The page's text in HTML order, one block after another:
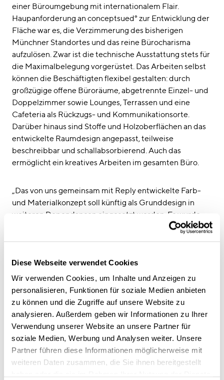
Diese Webseite verwendet Cookies
Wir verwenden Cookies, um Inhalte und Anzeigen zu
personalisieren, Funktionen für soziale Medien anbieten
zu können und die Zugriffe auf unsere Website zu
analysieren. Außerdem geben wir Informationen zu Ihrer
Verwendung unserer Website an unsere Partner für
soziale Medien, Werbung und Analysen weiter. Unsere
Partner führen diese Informationen möglicherweise mit
weiteren Daten zusammen, die Sie ihnen bereitgestellt
einer Büroumgebung mit internationalem Flair.
Haupanforderung an conceptsued° zur Entwicklung der
Fläche war es, die Verzimmerung des bisherigen
Münchner Standortes und das reine Bürocharisma
aufzulösen. Zwar ist die technische Ausstattung stets für
die Maximalbelegung vorgerüstet. Das Arbeiten selbst
können die Beschäftigten flexibel gestalten: durch
großzügige offene Büroräume, abgetrennte Einzel- und
Doppelzimmer sowie Lounges, Terrassen und eine
Cafeteria als Rückzugs- und Kommunikationsorte.
Darüber hinaus sind Stoffe und Holzoberflächen an das
entwickelte Raumdesign angepasst, teilweise
beschreibbar und schallabsorbierend. Auch das
ermöglicht ein kreatives Arbeiten im gesamten Büro.
„Das von uns gemeinsam mit Reply entwickelte Farb-
und Materialkonzept soll künftig als Grunddesign in
weiteren Dependancen eingesetzt werden. Es wurde
jedoch so entwickelt, dass den einzelnen Standorten
Reply verloren geht“, erklärt Tiziana Feighofen-Longo,
zuständige Projektleiterin bei conceptsued°. So schaffen
am Münchner Standort beispielsweise ausgefallene,
großformatige und farbintensive Teppiche oder
raumhohe, freistehende wie auch wandbegleitende
Livingwalls Akzente. Regalsysteme dienen der
optischen und räumliche Trennung von offenen
Bereichen, Copy-Nischen und Archivflächen. Tiziana
Feighofen-Longo: „Insgesamt erhöht die neue